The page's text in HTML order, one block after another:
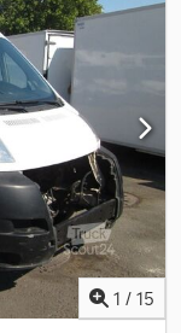
(ESP),
3 locuri,
de bord,
batante,
+ telecomandă,
Xarios 350. Ne
și greșeli de
comercianți și
!!!!! Posibilitate de
1 / 15